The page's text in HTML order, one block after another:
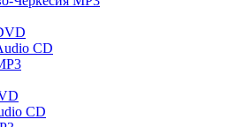
CD
CD